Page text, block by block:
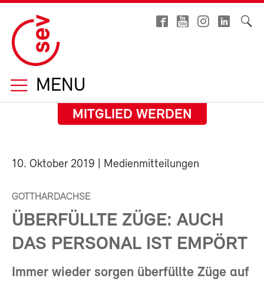
MENU
MITGLIED WERDEN
10. Oktober 2019 | Medienmitteilungen
GOTTHARDACHSE
ÜBERFÜLLTE ZÜGE: AUCH
DAS PERSONAL IST EMPÖRT
Immer wieder sorgen überfüllte Züge auf